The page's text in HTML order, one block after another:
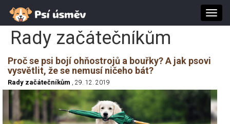
Rady začátečníkům
Proč se psi bojí ohňostrojů a bouřky? A jak psovi
vysvětlit, že se nemusí ničeho bát?
Rady začátečníkům , 29. 12. 2019